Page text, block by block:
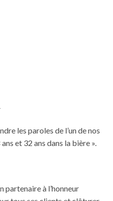
les paroles de l’un de nos
et 32 ans dans la bière ».
partenaire à l’honneur